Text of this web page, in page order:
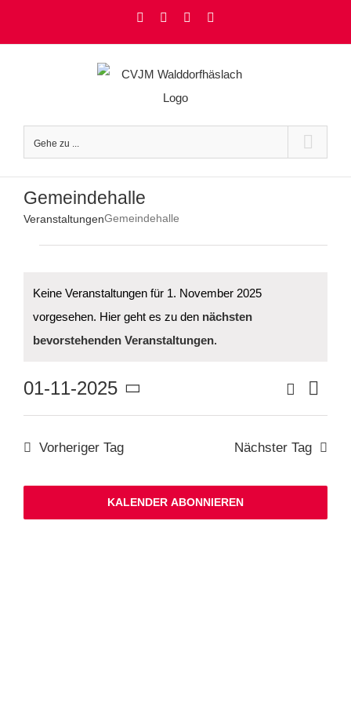
FacebookInstagramYouTube
Gehe zu ...
Gemeindehalle
VeranstaltungenGemeindehalle
November
2025
Hinweis
Keine Veranstaltungen für 1. November 2025
vorgesehen. Hier geht es zu den nächsten
bevorstehenden Veranstaltungen.
und
Navigation
Suche
Tag
01-11-2025
Datum
Vorheriger Tag Nächster Tag
KALENDER ABONNIEREN